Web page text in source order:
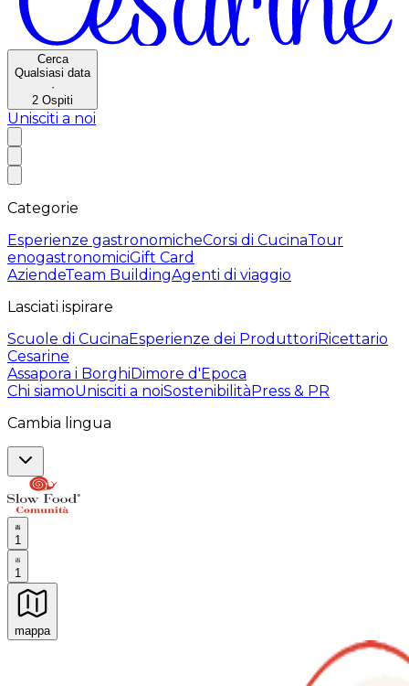
Cerca
Qualsiasi data
·
2 Ospiti
Unisciti a noi
Categorie
Esperienze gastronomicheCorsi di CucinaTour
enogastronomiciGift Card
AziendeTeam BuildingAgenti di viaggio
Lasciati ispirare
Scuole di CucinaEsperienze dei ProduttoriRicettario
Cesarine
Assapora i BorghiDimore d'Epoca
Chi siamoUnisciti a noiSostenibilitàPress & PR
Cambia lingua
1
1
mappa
Esperienze culinarie indimenticabili: Esperienze